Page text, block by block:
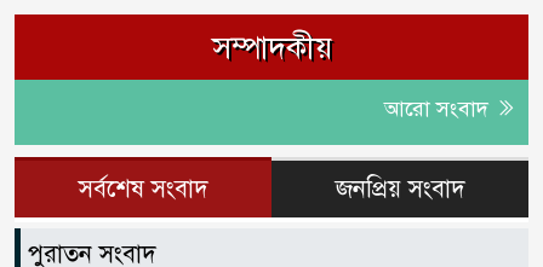
সম্পাদকীয়
আরো সংবাদ
সর্বশেষ সংবাদ জনপ্রিয় সংবাদ
পুরাতন সংবাদ